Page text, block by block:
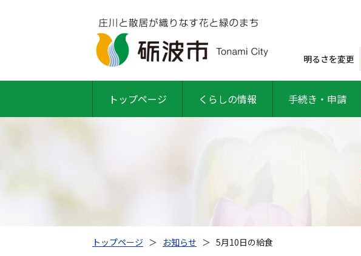
明るさを変更
トップページ くらしの情報 手続き・申請
トップページ ＞ お知らせ ＞ 5月10日の給食